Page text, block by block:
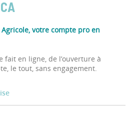
votre compte pro en
fait en ligne, de l’ouverture à
le tout, sans engagement.